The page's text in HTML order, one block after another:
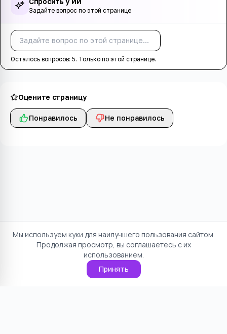
Задайте вопрос по этой странице
Осталось вопросов: 5. Только по этой странице.
Оцените страницу
Понравилось Не понравилось
Мы используем куки для наилучшего пользования сайтом.
Продолжая просмотр, вы соглашаетесь с их
использованием.
Принять